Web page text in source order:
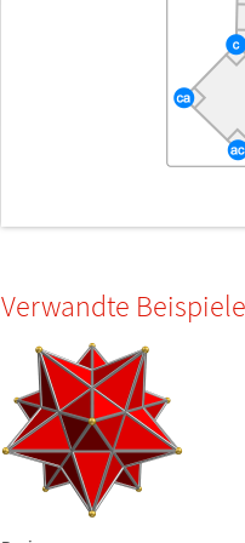
Verwandte Beispiele